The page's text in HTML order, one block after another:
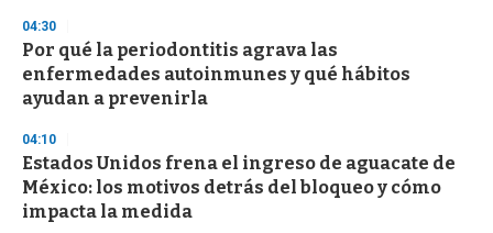
s
e
c
o
n
04:30
Por qué la periodontitis agrava las
enfermedades autoinmunes y qué hábitos
ayudan a prevenirla
04:10
Estados Unidos frena el ingreso de aguacate de
México: los motivos detrás del bloqueo y cómo
impacta la medida